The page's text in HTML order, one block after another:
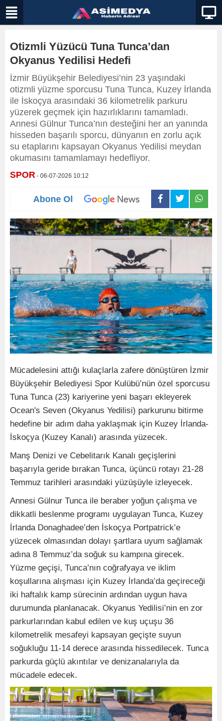
Otizmli Yüzücü Tuna Tunca’dan
Okyanus Yedilisi Hedefi
İzmir Büyükşehir Belediyesi’nin 23 yaşındaki
otizmli yüzme sporcusu Tuna Tunca, Kuzey İrlanda
ile İskoçya arasındaki 36 kilometrelik parkuru
yüzerek geçmek için hazırlıklarını tamamladı.
Annesi Gülnur Tunca’nın desteğini her an yanında
hisseden başarılı sporcu, dünyanın en zorlu açık
su etaplarını kapsayan Okyanus Yedilisi meydan
okumasını tamamlamayı hedefliyor.
SPOR - 06-07-2026 10:12
Abone Ol
Mücadelesini attığı kulaçlarla zafere dönüştüren İzmir
Büyükşehir Belediyesi Spor Kulübü’nün özel sporcusu
Tuna Tunca (23) kariyerine yeni başarı ekleyerek
Ocean's Seven (Okyanus Yedilisi) parkurunu bitirme
hedefine bir adım daha yaklaşmak için Kuzey İrlanda-
İskoçya (Kuzey Kanalı) arasında yüzecek.
Manş Denizi ve Cebelitarık Kanalı geçişlerini
başarıyla geride bırakan Tunca, üçüncü rotayı 21-28
Temmuz tarihleri arasındaki yüzüşüyle izleyecek.
Annesi Gülnur Tunca ile beraber yoğun çalışma ve
dikkatli beslenme programı uygulayan Tunca, Kuzey
İrlanda Donaghadee’den İskoçya Portpatrick’e
yüzecek olmasından dolayı şartlara uyum sağlamak
adına 8 Temmuz’da soğuk su kampına girecek.
Yüzme geçişi, Tunca’nın coğrafyaya ve iklim
koşullarına alışması için Kuzey İrlanda’da geçireceği
iki haftalık kamp sürecinin ardından uygun hava
durumunda planlanacak. Okyanus Yedilisi’nin en zor
parkurlarından kabul edilen ve kuş uçuşu 36
kilometrelik mesafeyi kapsayan geçişte suyun
soğukluğu 11-14 derece arasında hissedilecek. Tunca
parkurda güçlü akıntılar ve denizanalarıyla da
mücadele edecek.